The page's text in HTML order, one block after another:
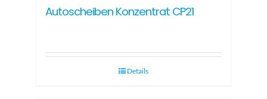
Autoscheiben Konzentrat CP21
Details